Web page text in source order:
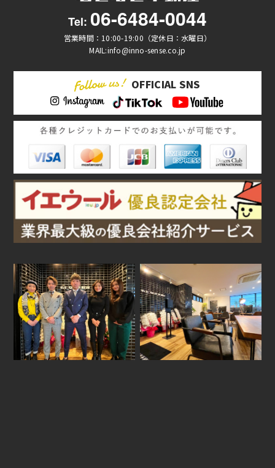
Tel: 06-6484-0044
営業時間：10:00-19:00（定休日：水曜日）
MAIL:info@inno-sense.co.jp
OFFICIAL SNS